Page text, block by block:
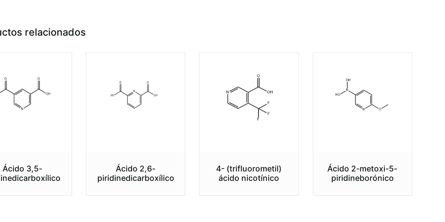
relacionados
Ácido 3,5-
Ácido 2,6-
piridinedicarboxílico
4- (trifluorometil)
ácido nicotínico
Ácido 2-metoxi-5-
piridineborónico